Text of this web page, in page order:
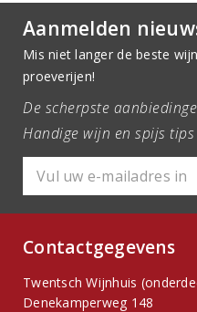
Aanmelden
Mis niet langer de beste
proeverijen!
De scherpste
Handige wijn en spijs tips
Contactgegevens
Twentsch Wijnhuis
Denekamperweg 148